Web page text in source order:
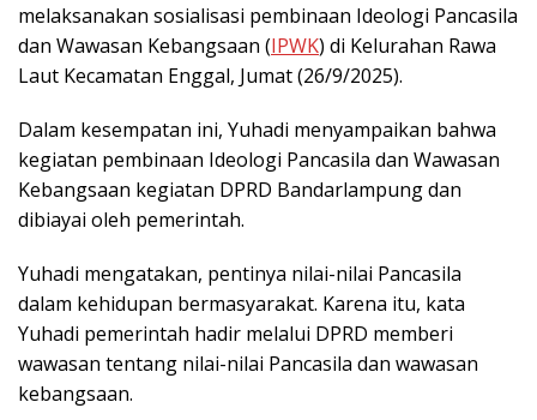
melaksanakan sosialisasi pembinaan Ideologi Pancasila
dan Wawasan Kebangsaan (IPWK) di Kelurahan Rawa
Laut Kecamatan Enggal, Jumat (26/9/2025).
Dalam kesempatan ini, Yuhadi menyampaikan bahwa
kegiatan pembinaan Ideologi Pancasila dan Wawasan
Kebangsaan kegiatan DPRD Bandarlampung dan
dibiayai oleh pemerintah.
Yuhadi mengatakan, pentinya nilai-nilai Pancasila
dalam kehidupan bermasyarakat. Karena itu, kata
Yuhadi pemerintah hadir melalui DPRD memberi
wawasan tentang nilai-nilai Pancasila dan wawasan
kebangsaan.